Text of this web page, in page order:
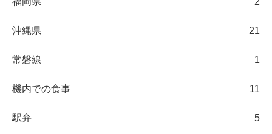
沖縄県 21
常磐線 1
機内での食事 11
駅弁 5